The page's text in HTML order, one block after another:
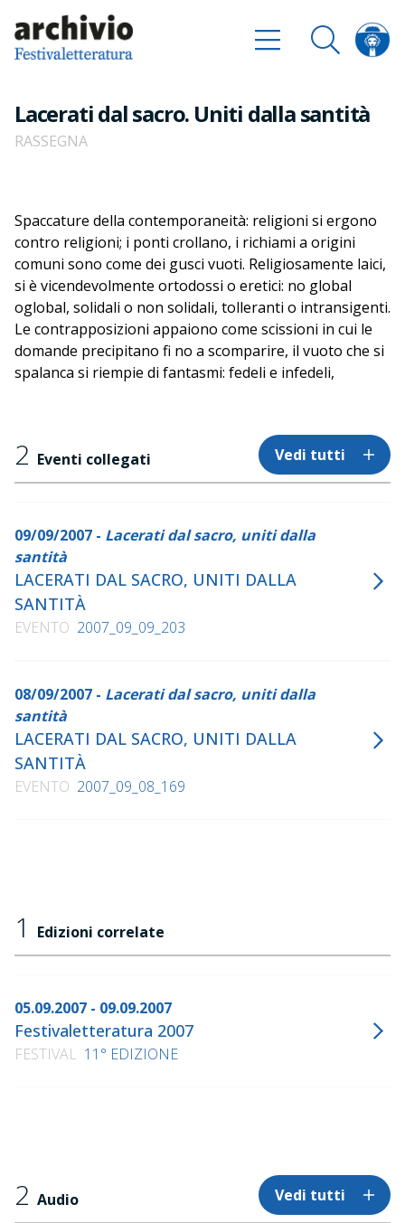
Lacerati dal sacro. Uniti dalla santità
RASSEGNA
Spaccature della contemporaneità: religioni si ergono
contro religioni; i ponti crollano, i richiami a origini
comuni sono come dei gusci vuoti. Religiosamente laici,
si è vicendevolmente ortodossi o eretici: no global
oglobal, solidali o non solidali, tolleranti o intransigenti.
Le contrapposizioni appaiono come scissioni in cui le
domande precipitano fi no a scomparire, il vuoto che si
spalanca si riempie di fantasmi: fedeli e infedeli,
ieri, equivale quasi sempre a sconfessare? Per
elaborare, per capire, Haim Baharier propone, scandito
in due
2 Eventi collegati Vedi tutti
09/09/2007 - Lacerati dal sacro, uniti dalla
santità
LACERATI DAL SACRO, UNITI DALLA
SANTITÀ
EVENTO 2007_09_09_203
08/09/2007 - Lacerati dal sacro, uniti dalla
santità
LACERATI DAL SACRO, UNITI DALLA
SANTITÀ
EVENTO 2007_09_08_169
1 Edizioni correlate
05.09.2007 - 09.09.2007
Festivaletteratura 2007
FESTIVAL 11° EDIZIONE
2 Audio Vedi tutti